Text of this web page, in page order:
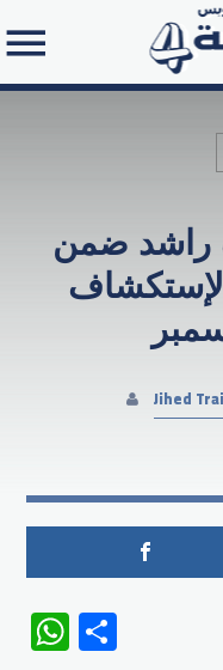
Search
راشد ضمن
Jihed
WhatsApp